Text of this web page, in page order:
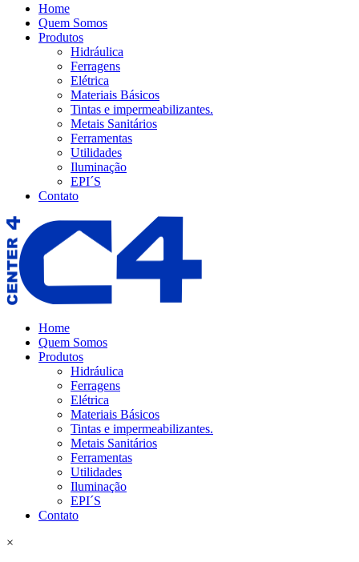
Home
Quem Somos
Produtos
Hidráulica
Ferragens
Elétrica
Materiais Básicos
Tintas e impermeabilizantes.
Metais Sanitários
Ferramentas
Utilidades
Iluminação
EPI´S
Contato
Home
Quem Somos
Produtos
Hidráulica
Ferragens
Elétrica
Materiais Básicos
Tintas e impermeabilizantes.
Metais Sanitários
Ferramentas
Utilidades
Iluminação
EPI´S
Contato
×